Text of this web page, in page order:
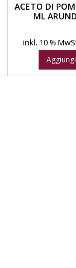
ACETO DI
ML
inkl. 10 %